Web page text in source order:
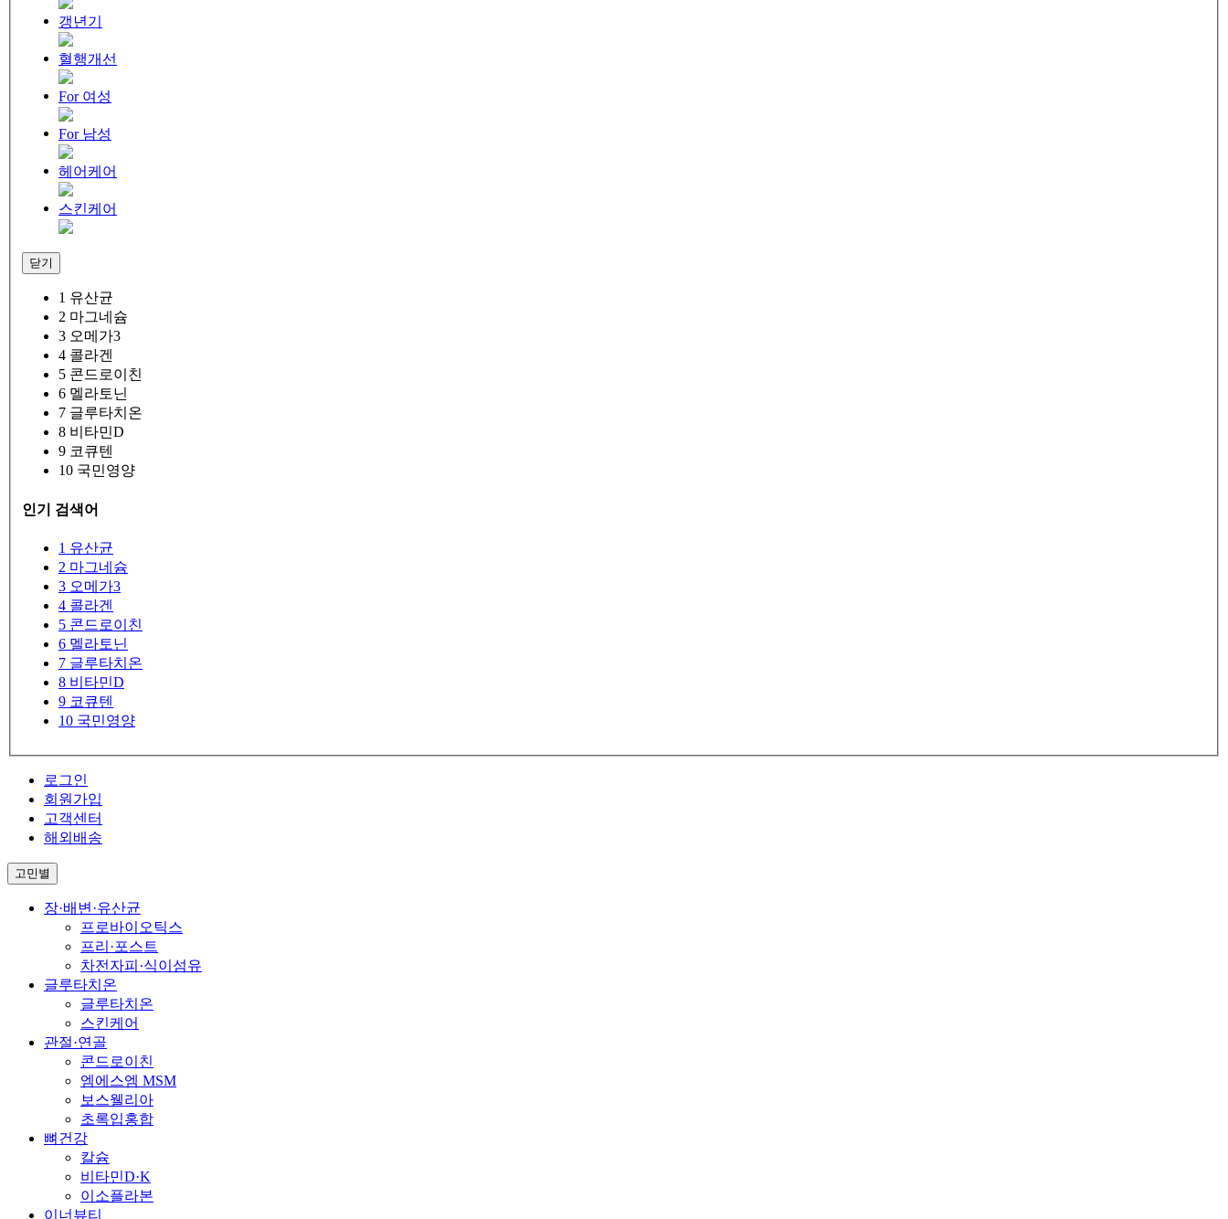
갱년기
혈행개선
For 여성
For 남성
헤어케어
스킨케어
닫기
1 유산균
2 마그네슘
3 오메가3
4 콜라겐
5 콘드로이친
6 멜라토닌
7 글루타치온
8 비타민D
9 코큐텐
10 국민영양
인기 검색어
1 유산균
2 마그네슘
3 오메가3
4 콜라겐
5 콘드로이친
6 멜라토닌
7 글루타치온
8 비타민D
9 코큐텐
10 국민영양
로그인
회원가입
고객센터
해외배송
고민별
장·배변·유산균
프로바이오틱스
프리·포스트
차전자피·식이섬유
글루타치온
글루타치온
스킨케어
관절·연골
콘드로이친
엠에스엠 MSM
보스웰리아
초록입홍합
뼈건강
칼슘
비타민D·K
이소플라본
이너뷰티